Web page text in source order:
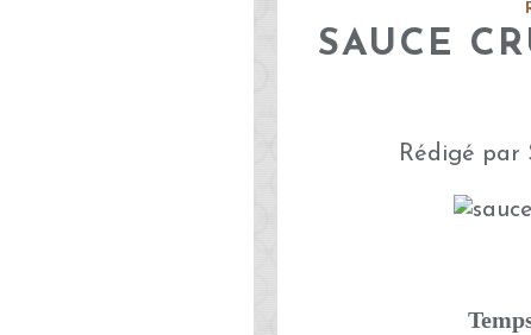
SAUCE
Rédigé par